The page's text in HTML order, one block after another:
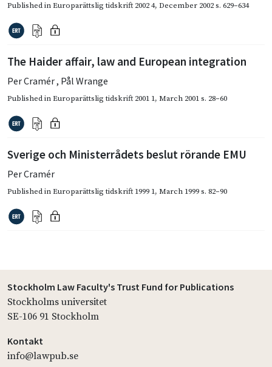
Published inEuroparättslig tidskrift 2002 4, December 2002s. 629–634
The Haider affair, law and European integration
Per Cramér, Pål Wrange
Published inEuroparättslig tidskrift 2001 1, March 2001s. 28–60
Sverige och Ministerrådets beslut rörande EMU
Per Cramér
Published inEuroparättslig tidskrift 1999 1, March 1999s. 82–90
Stockholm Law Faculty's Trust Fund for Publications
Stockholms universitet
SE-106 91 Stockholm
Kontakt
info@lawpub.se